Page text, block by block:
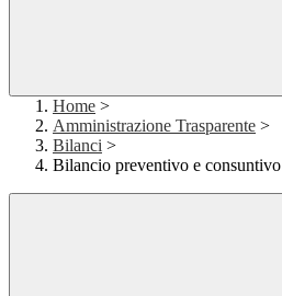
Home >
Amministrazione Trasparente >
Bilanci >
Bilancio preventivo e consuntivo